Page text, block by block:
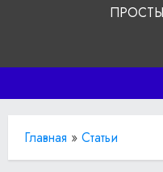
Главная » Статьи